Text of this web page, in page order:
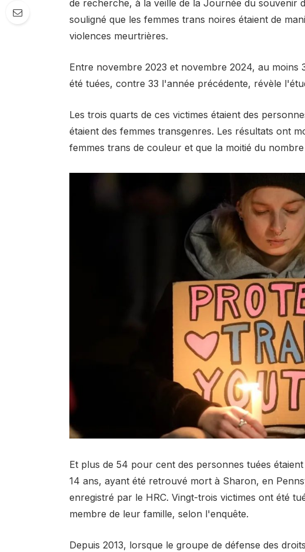
de recherche, à la veille de la Journée du souvenir
souligné que les femmes trans noires étaient de
violences meurtrières.
Entre novembre 2023 et novembre 2024, au
été tuées, contre 33 l'année précédente, révèle
Les trois quarts de ces victimes étaient des
étaient des femmes transgenres. Les résultats ont
femmes trans de couleur et que la moitié du
Et plus de 54 pour cent des personnes tuées
14 ans, ayant été retrouvé mort à Sharon, en
enregistré par le HRC. Vingt-trois victimes ont été
membre de leur famille, selon l'enquête.
Depuis 2013, lorsque le groupe de défense des